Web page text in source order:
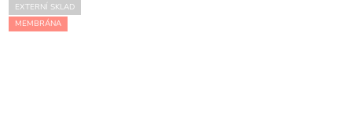
EXTERNÍ SKLAD
MEMBRÁNA